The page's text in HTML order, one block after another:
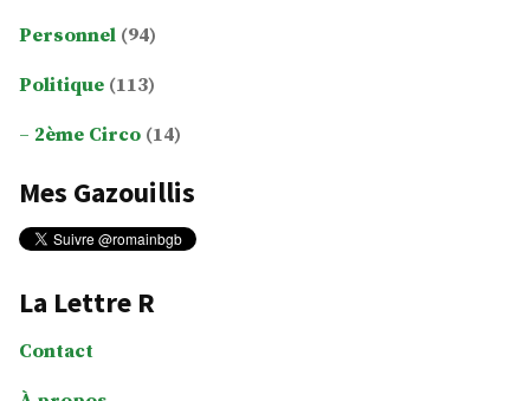
Personnel (94)
Politique (113)
2ème Circo (14)
Mes Gazouillis
La Lettre R
Contact